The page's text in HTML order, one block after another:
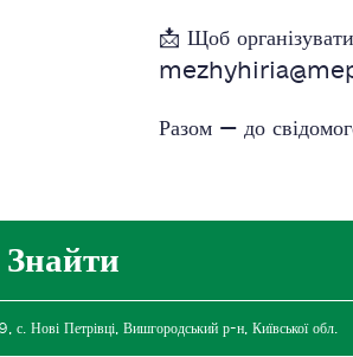
📩 Щоб
Разом — до
с. Нові Петрівці, Вишгородський р-н, Київської обл.